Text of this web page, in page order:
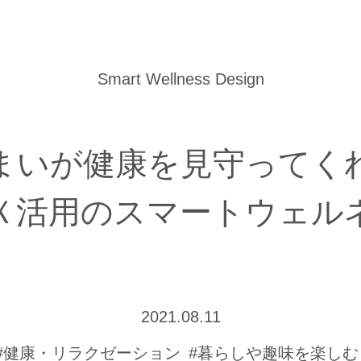
Smart Wellness Design
いが健康を見守ってく
活用のスマートウェル
2021.08.11
健康・リラクゼーション #暮らしや趣味を楽しむ